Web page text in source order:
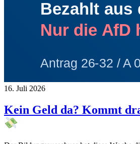
16. Juli 2026
Kein Geld da? Kommt